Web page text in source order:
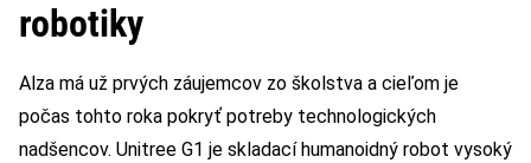
robotiky
Alza má už prvých záujemcov zo školstva a cieľom je
počas tohto roka pokryť potreby technologických
nadšencov. Unitree G1 je skladací humanoidný robot vysoký